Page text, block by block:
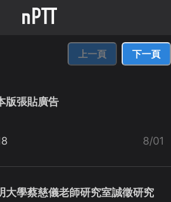
上一頁 下一頁
版張貼廣告
8/01
大學蔡慈儀老師研究室誠徵研究